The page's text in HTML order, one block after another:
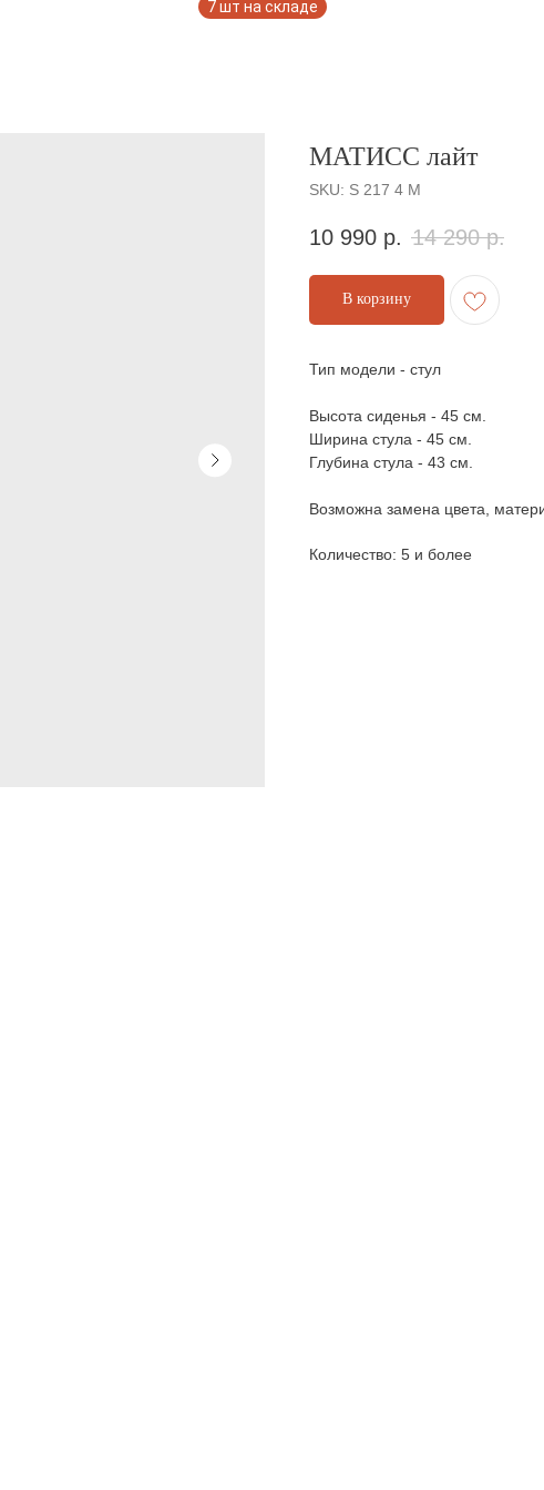
МАТИСС лайт
SKU: S 217 4 М
10 990 р. 14 290 р.
В корзину
Тип модели - стул
Высота сиденья - 45 см.
Ширина стула - 45 см.
Глубина стула - 43 см.
Возможна замена цвета,
Количество: 5 и более